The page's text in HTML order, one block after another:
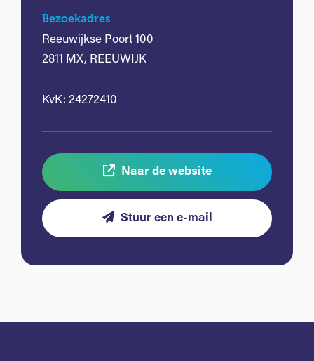
Bezoekadres
Reeuwijkse Poort 100
2811 MX, REEUWIJK
KvK: 24272410
Naar de website
Stuur een e-mail